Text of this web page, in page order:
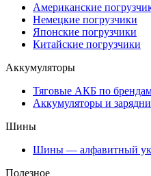
Американские
Немецкие погрузчики
Японские погрузчики
Китайские погрузчики
Аккумуляторы
Тяговые АКБ по
Аккумуляторы и
Шины
Шины — алфавитный
Полезное